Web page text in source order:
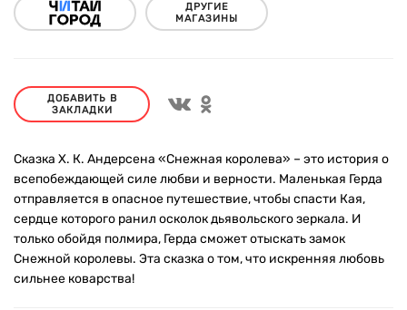
ДРУГИЕ
МАГАЗИНЫ
ДОБАВИТЬ В
ЗАКЛАДКИ
Сказка Х. К. Андерсена «Снежная королева» – это история о
всепобеждающей силе любви и верности. Маленькая Герда
отправляется в опасное путешествие, чтобы спасти Кая,
сердце которого ранил осколок дьявольского зеркала. И
только обойдя полмира, Герда сможет отыскать замок
Снежной королевы. Эта сказка о том, что искренняя любовь
сильнее коварства!